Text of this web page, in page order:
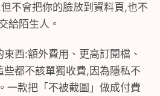
不會把你的臉放到資料頁,也不
給陌生人。
西:額外費用、更高訂閱檔、
些都不該單獨收費,因為隱私不
一款把「不被截圖」做成付費